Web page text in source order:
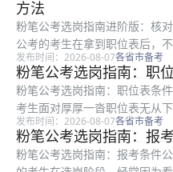
选方法、...
方法
粉笔公考选岗指南进阶版：核
公考的考生在拿到职位表后，
容易踩中隐形坑影响报考结果
南，适合所有备考公考的考生
备、异地岗...
发布时间：2026-08-07各省市备考
粉笔公考选岗指南：职
粉笔公考选岗指南：职位表条
考生面对厚厚一沓职位表无从
点，最终白白浪费报考机会。
南，适用所有准备报考公考的
位、识别隐藏...
发布时间：2026-08-07各省市备考
粉笔公考选岗指南：报
粉笔公考选岗指南：报考条件